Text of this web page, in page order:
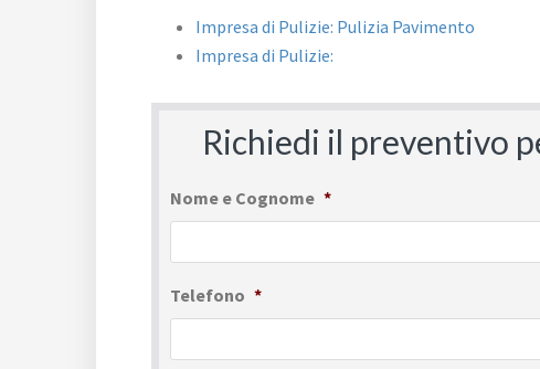
Impresa di Pulizie: Pulizia Pavimento
Impresa di Pulizie:
Richiedi il preventivo
Nome e Cognome *
Telefono *